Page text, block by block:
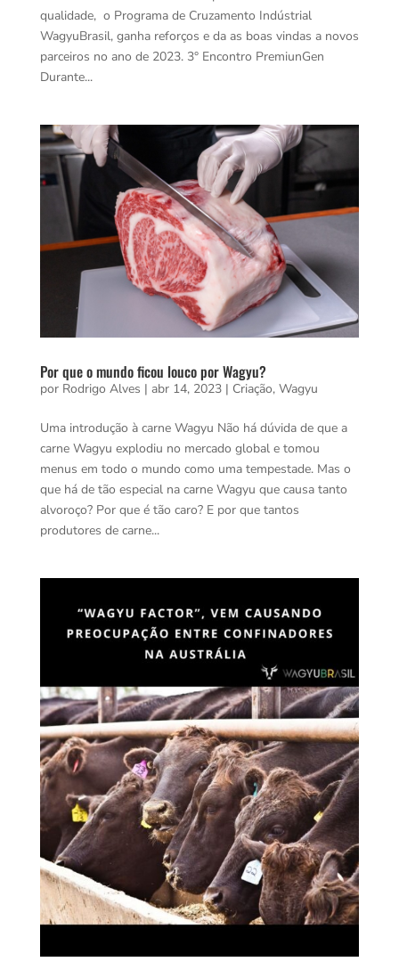
qualidade, o Programa de Cruzamento Indústrial
WagyuBrasil, ganha reforços e da as boas vindas a novos
parceiros no ano de 2023. 3° Encontro PremiunGen
Durante...
Por que o mundo ficou louco por Wagyu?
por Rodrigo Alves | abr 14, 2023| Criação, Wagyu
Uma introdução à carne Wagyu Não há dúvida de que a
carne Wagyu explodiu no mercado global e tomou
menus em todo o mundo como uma tempestade. Mas o
que há de tão especial na carne Wagyu que causa tanto
alvoroço? Por que é tão caro? E por que tantos
produtores de carne...